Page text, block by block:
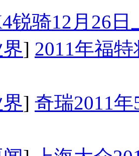
锐骑12月26
] 2011年福
] 奇瑞2011